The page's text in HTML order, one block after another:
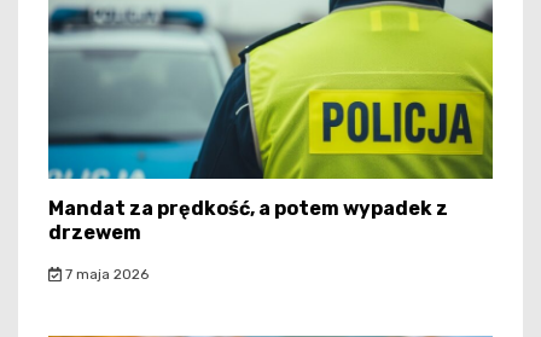
Mandat za prędkość, a potem wypadek z
drzewem
7 maja 2026